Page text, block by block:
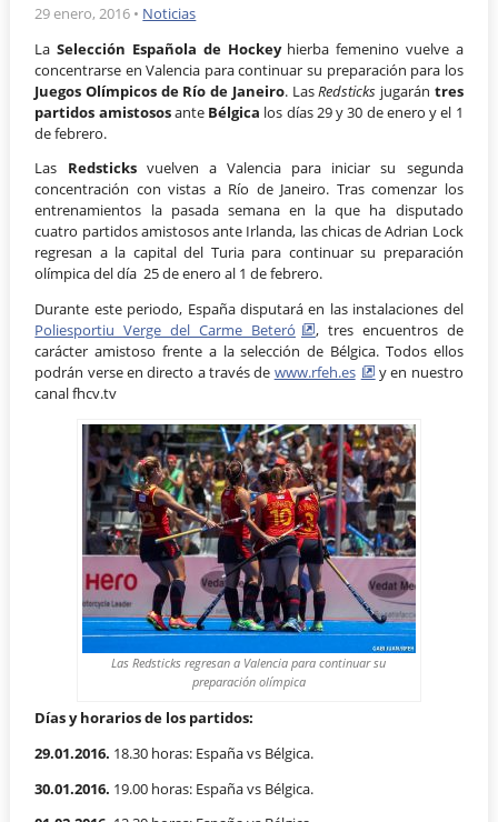
Reservas
29 enero, 2016 • Noticias
LaSelección Española de Hockeyhierba femenino vuelve a
concentrarse en Valencia para continuar su preparación para los
Juegos Olímpicos de Río de Janeiro. LasRedsticks jugarán tres
partidos amistososante Bélgica los días 29 y 30 de enero y el 1
de febrero.
Las Redsticksvuelven a Valencia para iniciar su segunda
concentración con vistas a Río de Janeiro. Tras comenzar los
entrenamientos la pasada semana en la que ha disputado
cuatro partidos amistosos ante Irlanda, las chicas de Adrian Lock
regresan a la capital del Turia para continuar su preparación
olímpica del día 25 de enero al 1 de febrero.
Durante este periodo, España disputará en las instalaciones del
Poliesportiu Verge del Carme Beteró
, tres encuentros de
carácter amistoso frente a la selección de Bélgica. Todos ellos
podrán verse en directo a través de www.rfeh.es
y en nuestro
canal fhcv.tv
Las Redsticks regresan a Valencia para continuar su
preparación olímpica
Días y horarios de los partidos:
29.01.2016. 18.30 horas: España vs Bélgica.
30.01.2016. 19.00 horas: España vs Bélgica.